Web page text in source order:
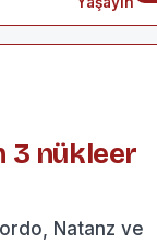
3 nükleer
Natanz ve